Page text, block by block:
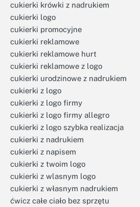
cukierki krówki z nadrukiem
cukierki logo
cukierki promocyjne
cukierki reklamowe
cukierki reklamowe hurt
cukierki reklamowe z logo
cukierki urodzinowe z nadrukiem
cukierki z logo
cukierki z logo firmy
cukierki z logo firmy allegro
cukierki z logo szybka realizacja
cukierki z nadrukiem
cukierki z napisem
cukierki z twoim logo
cukierki z wlasnym logo
cukierki z własnym nadrukiem
ćwicz całe ciało bez sprzętu